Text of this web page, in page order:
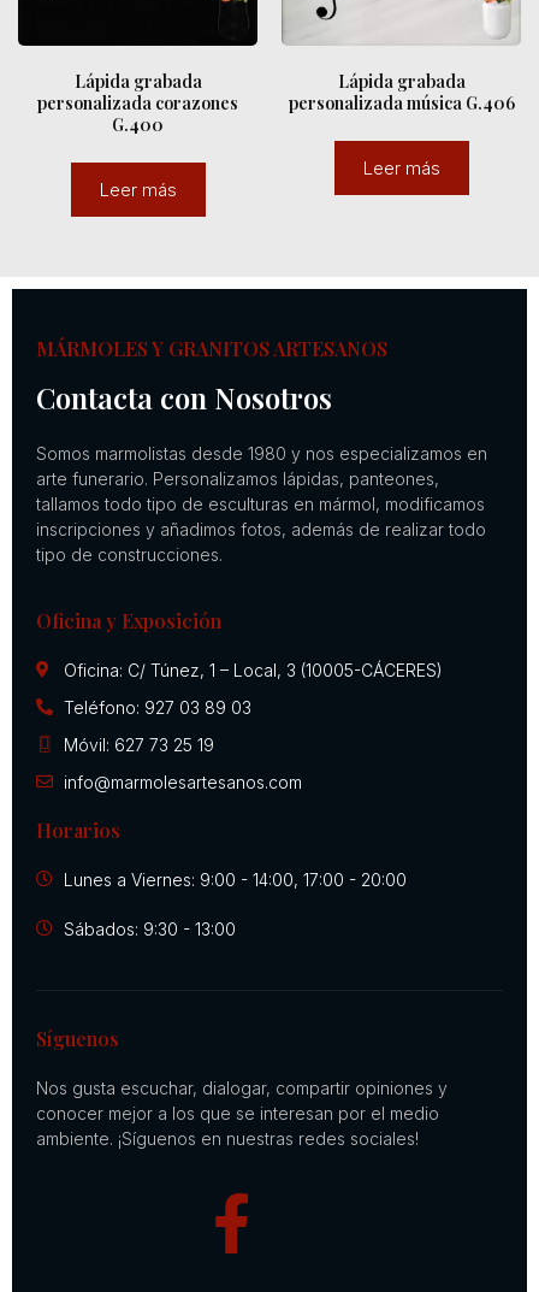
Lápida grabada
personalizada corazones
G.400
Leer más
Lápida grabada
personalizada música G.406
Leer más
MÁRMOLES Y GRANITOS ARTESANOS
Contacta con Nosotros
Somos marmolistas desde 1980 y nos especializamos en
arte funerario. Personalizamos lápidas, panteones,
tallamos todo tipo de esculturas en mármol, modificamos
inscripciones y añadimos fotos, además de realizar todo
tipo de construcciones.
Oficina y Exposición
Oficina: C/ Túnez, 1 – Local, 3 (10005-CÁCERES)
Teléfono: 927 03 89 03
Móvil: 627 73 25 19
info@marmolesartesanos.com
Horarios
Lunes a Viernes: 9:00 - 14:00, 17:00 - 20:00
Sábados: 9:30 - 13:00
Síguenos
Nos gusta escuchar, dialogar, compartir opiniones y
conocer mejor a los que se interesan por el medio
ambiente. ¡Síguenos en nuestras redes sociales!